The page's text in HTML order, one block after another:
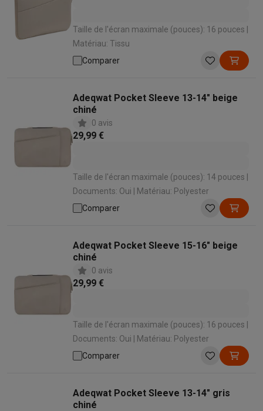
Taille de l'écran maximale (pouces): 16 pouces |
Matériau: Tissu
Comparer
Adeqwat Pocket Sleeve 13-14" beige
chiné
0 avis
29,99 €
Taille de l'écran maximale (pouces): 14 pouces |
Documents: Oui | Matériau: Polyester
Comparer
Adeqwat Pocket Sleeve 15-16" beige
chiné
0 avis
29,99 €
Taille de l'écran maximale (pouces): 16 pouces |
Documents: Oui | Matériau: Polyester
Comparer
Adeqwat Pocket Sleeve 13-14" gris
chiné